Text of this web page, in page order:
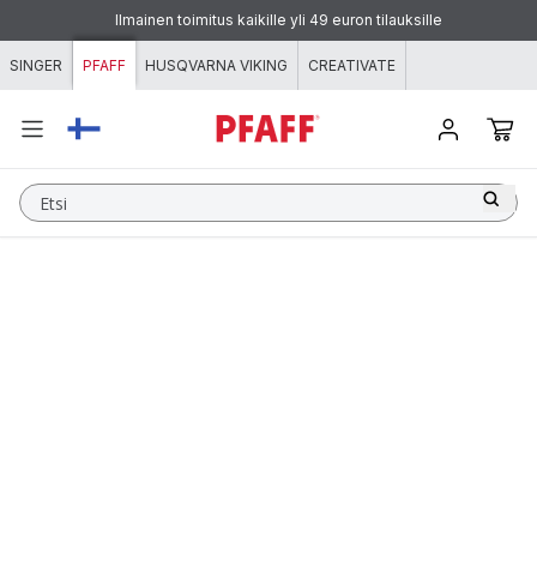
Siirry sisältöön
Ilmainen toimitus kaikille yli 49 euron tilauksille
SINGER PFAFF HUSQVARNA VIKING CREATIVATE
Etsi